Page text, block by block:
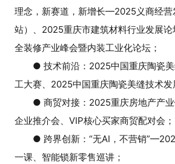
理念，新赛道，新增长—2025义商经营
站）、2025重庆市建筑材料行业发展
全装修产业峰会暨内装工业化论坛；
● 技术前沿：2025中国重庆陶瓷
工大赛、2025中国重庆陶瓷美缝技术发
● 商贸对接：2025重庆房地产产
企业推介会、VIP核心买家商贸配对会；
● 跨界创新：“无AI，不营销
一课、智能锁新零售巡讲；